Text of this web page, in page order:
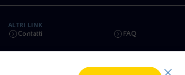
ALTRI LINK
Contatti FAQ